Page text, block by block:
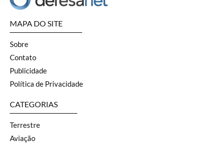
MAPA DO SITE
Sobre
Contato
Publicidade
Política de Privacidade
CATEGORIAS
Terrestre
Aviação